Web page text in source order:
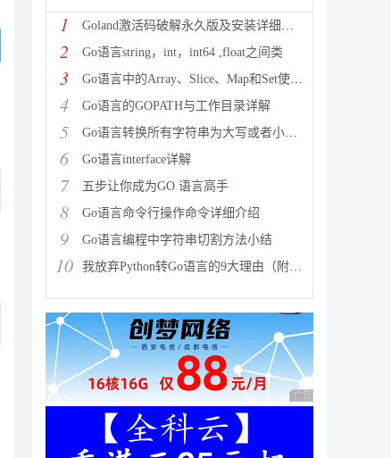
1 Goland激活码破解永久版及安装详细教程(亲测可以)
2 Go语言string，int，int64 ,float之间类
3 Go语言中的Array、Slice、Map和Set使用详解
4 Go语言的GOPATH与工作目录详解
5 Go语言转换所有字符串为大写或者小写的方法
6 Go语言interface详解
7 五步让你成为GO 语言高手
8 Go语言命令行操作命令详细介绍
9 Go语言编程中字符串切割方法小结
10 我放弃Python转Go语言的9大理由（附优秀书籍推荐）
广告 商业广告，理性